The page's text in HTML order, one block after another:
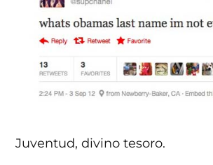
Juventud, divino tesoro.